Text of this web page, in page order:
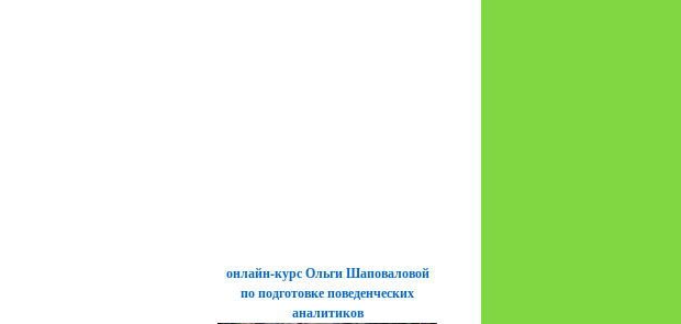
онлайн-курс Ольги Шаповаловой
по подготовке поведенческих
аналитиков